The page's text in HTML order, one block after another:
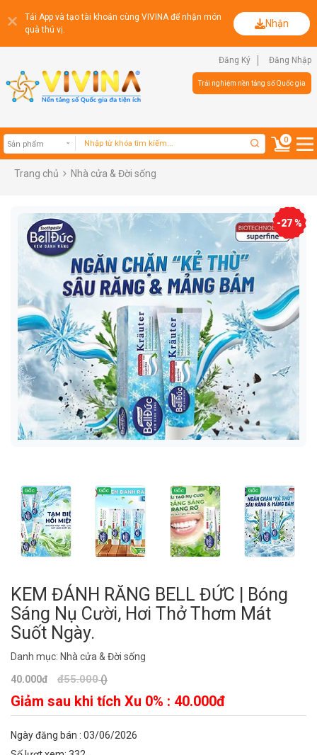
Tải App và tạo tài khoản cùng VIVINA để nhận món
quà thú vị.
Nhận
Đăng Ký Đăng Nhập
Trải nghiệm nền tảng số Quốc gia
Sản phẩm
0
Trang chủ Nhà cửa & Đời sống
-27 %
KEM ĐÁNH RĂNG BELL ĐỨC | Bóng
Sáng Nụ Cười, Hơi Thở Thơm Mát
Suốt Ngày.
Danh mục: Nhà cửa & Đời sống
40.000đ
đ55.000()
Giảm sau khi tích Xu 0% : 40.000đ
Ngày đăng bán : 03/06/2026